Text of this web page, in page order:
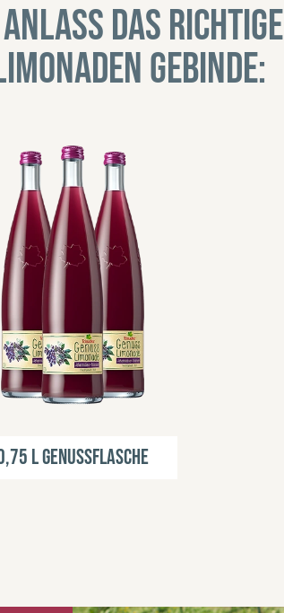
das richtige
Gebinde:
l Genussflasche